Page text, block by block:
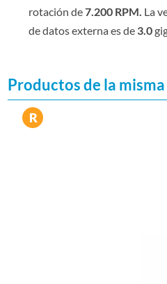
rotación de7.200 RPM. La
de datos externa es de 3.0
Productos de la